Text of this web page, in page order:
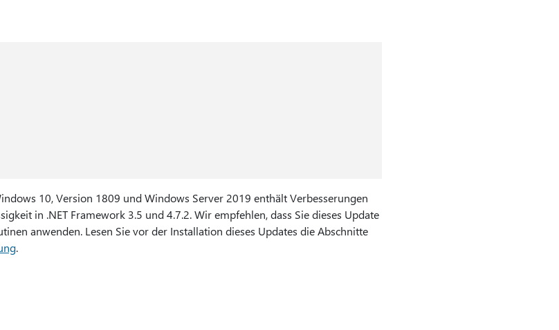
10, Version 1809 und Windows Server 2019 enthält Verbesserungen
in .NET Framework 3.5 und 4.7.2. Wir empfehlen, dass Sie dieses Update
anwenden. Lesen Sie vor der Installation dieses Updates die Abschnitte
.